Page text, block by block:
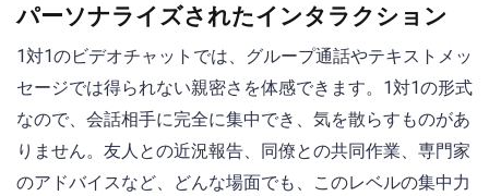
パーソナライズされたインタラクション
1対1のビデオチャットでは、グループ通話やテキストメッ
セージでは得られない親密さを体感できます。1対1の形式
なので、会話相手に完全に集中でき、気を散らすものがあ
りません。友人との近況報告、同僚との共同作業、専門家
のアドバイスなど、どんな場面でも、このレベルの集中力